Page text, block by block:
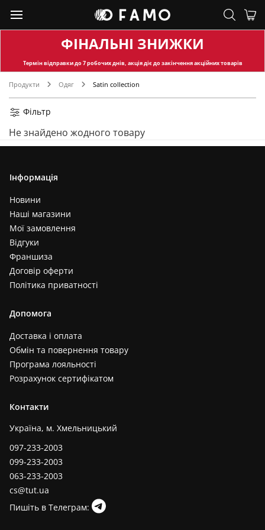
ФІНАЛЬНІ ЗНИЖКИ
Термін відправкидо 7 робочих днів, акція діє до закінчення акційних товарів
Продукти Одяг Satin collection
Фільтр
Не знайдено жодного товару
Інформація
Новини
Наші магазини
Мої замовлення
Відгуки
Франшиза
Договір оферти
Політика приватності
Допомога
Доставка і оплата
Обмін та повернення товару
Програма лояльності
Розрахунок сертифікатом
Контакти
Україна, м. Хмельницький
097-233-2003
099-233-2003
063-233-2003
cs@tut.ua
Пишіть в Телеграм: